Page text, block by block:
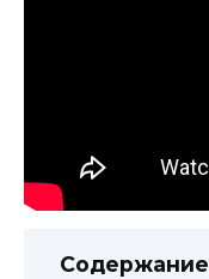
Содержание